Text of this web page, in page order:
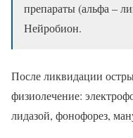
препараты (альфа –
Нейробион.
После ликвидации
физиолечение:
лидазой, фонофорез,